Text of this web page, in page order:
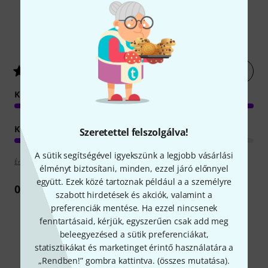
Szeretettel felszolgálva!
A sütik segítségével igyekszünk a legjobb vásárlási
élményt biztosítani, minden, ezzel járó előnnyel
együtt. Ezek közé tartoznak például a a személyre
szabott hirdetések és akciók, valamint a
preferenciák mentése. Ha ezzel nincsenek
fenntartásaid, kérjük, egyszerűen csak add meg
beleegyezésed a sütik preferenciákat,
statisztikákat és marketinget érintő használatára a
„Rendben!” gombra kattintva. (összes mutatása).
Ügyfelek értékelései
Értékelés leadása most
KEZELHETŐSÉG
KIVITELEZÉS
Értékelési irányelvek
0Vélemény
Alternatívák összevetése